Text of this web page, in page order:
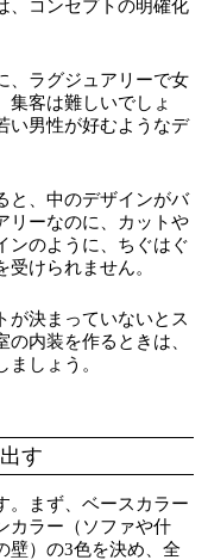
、コンセプトの明確化
、ラグジュアリーで女
集客は難しいでしょ
い男性が好むようなデ
と、中のデザインがバ
リーなのに、カットや
ンのように、ちぐはぐ
けられません。
が決まっていないとス
内装を作るときは、
しょう。
す
。まず、ベースカラー
カラー（ソファや什
壁）の3色を決め、全